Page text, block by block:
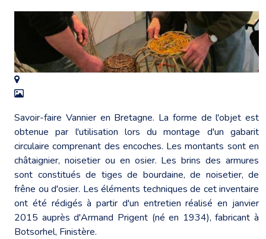
Savoir-faire Vannier en Bretagne. La forme de l'objet est
obtenue par l'utilisation lors du montage d'un gabarit
circulaire comprenant des encoches. Les montants sont en
châtaignier, noisetier ou en osier. Les brins des armures
sont constitués de tiges de bourdaine, de noisetier, de
frêne ou d'osier. Les éléments techniques de cet inventaire
ont été rédigés à partir d'un entretien réalisé en janvier
2015 auprès d'Armand Prigent (né en 1934), fabricant à
Botsorhel, Finistère.